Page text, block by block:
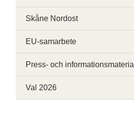
Skåne Nordost
EU-samarbete
Press- och informationsmaterial
Val 2026